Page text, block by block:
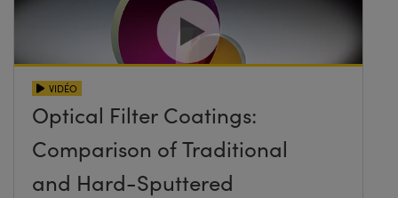
VIDÉO
Optical Filter Coatings:
Comparison of Traditional
and Hard-Sputtered